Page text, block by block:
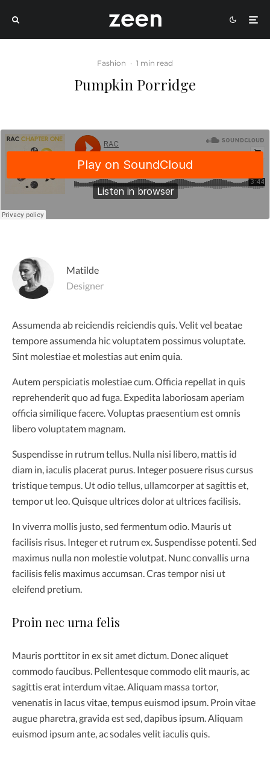
Fashion · 1 min read
Pumpkin Porridge
Matilde
Designer
Assumenda ab reiciendis reiciendis quis. Velit vel beatae
tempore assumenda hic voluptatem possimus voluptate.
Sint molestiae et molestias aut enim quia.
Autem perspiciatis molestiae cum. Officia repellat in quis
reprehenderit quo ad fuga. Expedita laboriosam aperiam
officia similique facere. Voluptas praesentium est omnis
libero voluptatem magnam.
Suspendisse in rutrum tellus. Nulla nisi libero, mattis id
diam in, iaculis placerat purus. Integer posuere risus cursus
tristique tempus. Ut odio tellus, ullamcorper at sagittis et,
tempor ut leo. Quisque ultrices dolor at ultrices facilisis.
In viverra mollis justo, sed fermentum odio. Mauris ut
facilisis risus. Integer et rutrum ex. Suspendisse potenti. Sed
maximus nulla non molestie volutpat. Nunc convallis urna
facilisis felis maximus accumsan. Cras tempor nisi ut
eleifend pretium.
Proin nec urna felis
Mauris porttitor in ex sit amet dictum. Donec aliquet
commodo faucibus. Pellentesque commodo elit mauris, ac
sagittis erat interdum vitae. Aliquam massa tortor,
venenatis in lacus vitae, tempus euismod ipsum. Proin vitae
augue pharetra, gravida est sed, dapibus ipsum. Aliquam
euismod ipsum ante, ac sodales velit iaculis quis.